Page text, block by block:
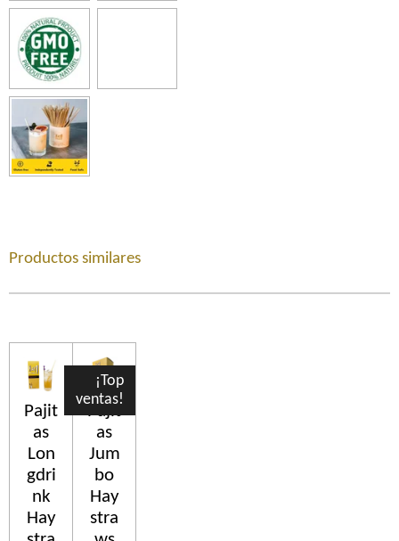
Productos similares
Pajit
as
Lon
gdri
nk
Hay
¡Top
ventas!
Pajit
as
Jum
bo
Hay
stra